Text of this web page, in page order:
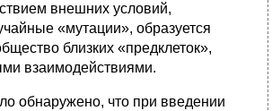
внешних условий,
«мутации», образуется
близких «предклеток»,
взаимодействиями.
обнаружено, что при введении